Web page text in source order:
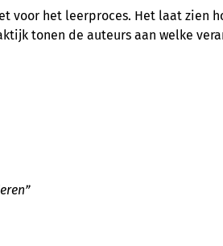
voor het leerproces. Het laat zien
tonen de auteurs aan welke